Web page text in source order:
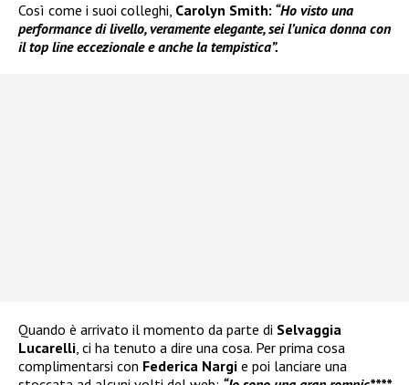
Così come i suoi colleghi, Carolyn Smith: “Ho visto una
performance di livello, veramente elegante, sei l’unica donna con
il top line eccezionale e anche la tempistica”.
Quando è arrivato il momento da parte di Selvaggia
Lucarelli, ci ha tenuto a dire una cosa. Per prima cosa
complimentarsi con Federica Nargi e poi lanciare una